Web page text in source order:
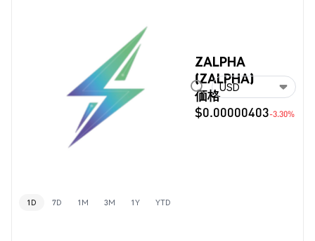
ZALPHA
(ZALPHA)
価格
$0.00000403-3.30%
USD
1D 7D 1M 3M 1Y YTD